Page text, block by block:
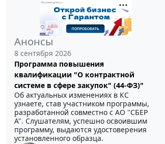
Анонсы
8 сентября 2026
Программа повышения
квалификации "О контрактной
системе в сфере закупок" (44-ФЗ)"
Об актуальных изменениях в КС
узнаете, став участником программы,
разработанной совместно с АО ''СБЕР
А". Слушателям, успешно освоившим
программу, выдаются удостоверения
установленного образца.